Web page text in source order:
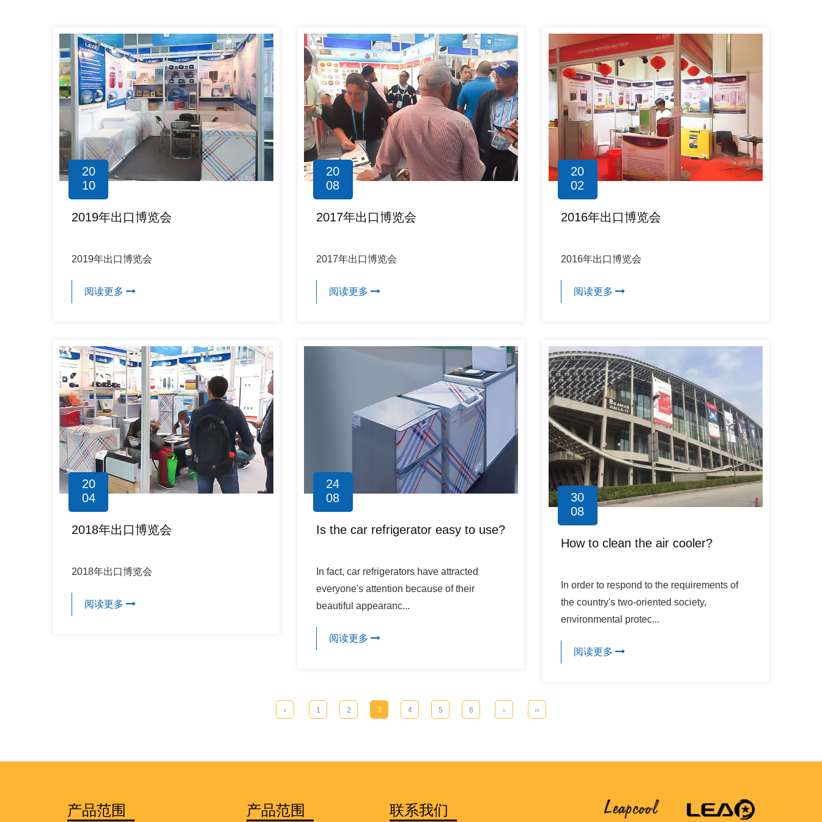
20
10
2019年出口博览会
2019年出口博览会
阅读更多
20
08
2017年出口博览会
2017年出口博览会
阅读更多
20
02
2016年出口博览会
2016年出口博览会
阅读更多
20
04
2018年出口博览会
2018年出口博览会
阅读更多
24
08
Is the car refrigerator easy to use?
In fact, car refrigerators have attracted
everyone's attention because of their
beautiful appearanc...
阅读更多
30
08
How to clean the air cooler?
In order to respond to the requirements of
the country's two-oriented society,
environmental protec...
阅读更多
‹ 1 2 3 4 5 6 › ››
产品范围 产品范围 联系我们